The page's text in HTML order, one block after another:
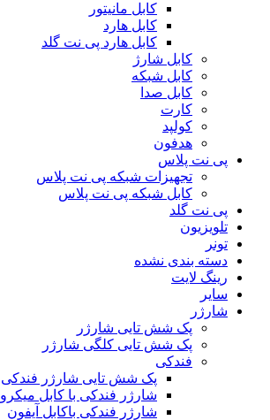
کابل مانیتور
کابل هارد
کابل هارد پی نت گلد
کابل شارژ
کابل شبکه
کابل صدا
کارت
کولپد
هدفون
پی نت پلاس
تجهیزات شبکه پی نت پلاس
کابل شبکه پی نت پلاس
پی نت گلد
تلویزیون
تونر
دسته بندی نشده
رینگ لایت
سایر
شارژر
پک شش تایی شارژر
پک شش تایی کلگی شارژر
فندکی
پک شش تایی شارژر فندکی
شارژر فندکی با کابل میکرو
شارژر فندکی باکابل آیفون